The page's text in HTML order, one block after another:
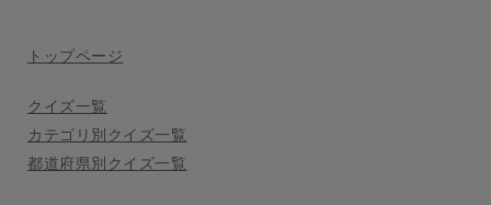
トップページ
クイズ一覧
カテゴリ別クイズ一覧
都道府県別クイズ一覧